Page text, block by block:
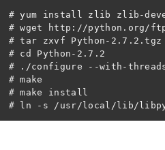
# yum install zlib zlib-
# wget http://python.org/
# tar zxvf Python-2.7.2.tgz
# cd Python-2.7.2
# ./configure --with-
# make
# make install